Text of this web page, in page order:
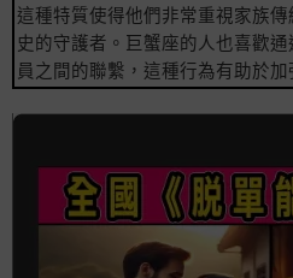
這種特質使得他們非常重視家族
史的守護者。巨蟹座的人也喜歡
員之間的聯繫，這種行為有助於加